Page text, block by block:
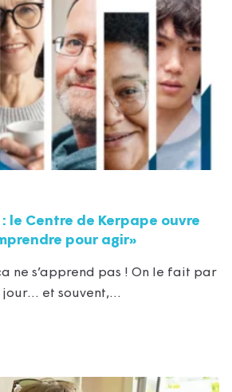
le Centre de Kerpape ouvre
pour agir»
ne s’apprend pas ! On le fait par
jour… et souvent,…